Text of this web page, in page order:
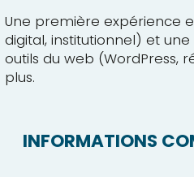
Une première expérience
digital, institutionnel) et
outils du web (WordPress,
plus.
INFORMATIONS